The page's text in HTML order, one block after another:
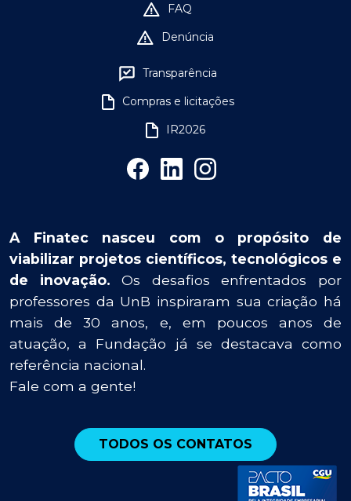
FAQ
Denúncia
Transparência
Compras e licitações
IR2026
A Finatec nasceu com o propósito de
viabilizar projetos científicos, tecnológicos e
de inovação. Os desafios enfrentados por
professores da UnB inspiraram sua criação há
mais de 30 anos, e, em poucos anos de
atuação, a Fundação já se destacava como
referência nacional.
Fale com a gente!
TODOS OS CONTATOS